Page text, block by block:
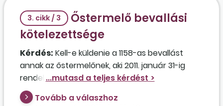
3. cikk / 3
Őstermelő bevallási
kötelezettsége
Kérdés: Kell-e küldenie a 1158-as bevallást
annak az őstermelőnek, aki 2011. január 31-ig
rendelkezett egy 6 órás munkaviszonnyal,
amely megszűnt? Munkanélküli-ellátást
igényelt, ahol nyilatkoznia kellett, hogy az előző
Tovább a válaszhoz